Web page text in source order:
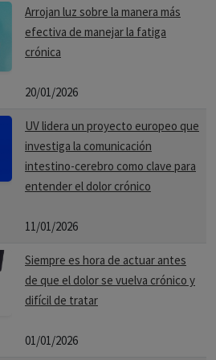
ya no requieren la palpación de
al paciente en función del
(Widespread Pain Index) y
y de los síntomas cognitivos.
pesar de dormir las horas
y sentirse todavía
cabeza o de la cara.
digestivos, dolores
estreñimiento y/o diarrea.
aumento en la frecuencia o de
típicamente, sin una infección
Arrojan luz sobre la manera más
efectiva de manejar la fatiga
crónica
20/01/2026
UV lidera un proyecto europeo que
investiga la comunicación
intestino-cerebro como clave para
entender el dolor crónico
11/01/2026
Siempre es hora de actuar antes
de que el dolor se vuelva crónico y
difícil de tratar
01/01/2026